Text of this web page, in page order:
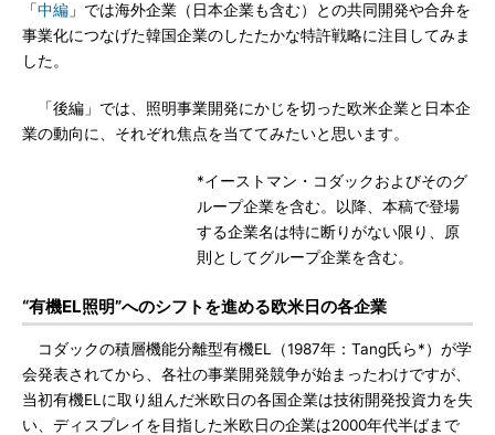
「中編 」では海外企業（日本企業も含む）との共同開発や合弁を
事業化につなげた韓国企業のしたたかな特許戦略に注目してみま
した。
「後編」では、照明事業開発にかじを切った欧米企業と日本企
業の動向に、それぞれ焦点を当ててみたいと思います。
*イーストマン・コダックおよびそのグ
ループ企業を含む。以降、本稿で登場
する企業名は特に断りがない限り、原
則としてグループ企業を含む。
“有機EL照明”へのシフトを進める欧米日の各企業
コダックの積層機能分離型有機EL（1987年：Tang氏ら*）が学
会発表されてから、各社の事業開発競争が始まったわけですが、
当初有機ELに取り組んだ米欧日の各国企業は技術開発投資力を失
い、ディスプレイを目指した米欧日の企業は2000年代半ばまで